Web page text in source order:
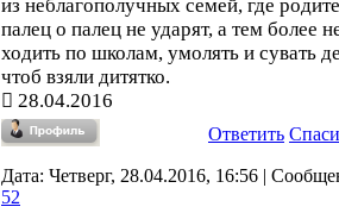
из неблагополучных семей, где
палец о палец не ударят, а тем более
ходить по школам, умолять и сувать
чтоб взяли дитятко.
28.04.2016
Ответить
Дата: Четверг, 28.04.2016, 16:56 |
52